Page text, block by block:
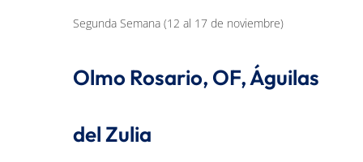
Segunda Semana (12 al 17 de noviembre)
Olmo Rosario, OF, Águilas
del Zulia